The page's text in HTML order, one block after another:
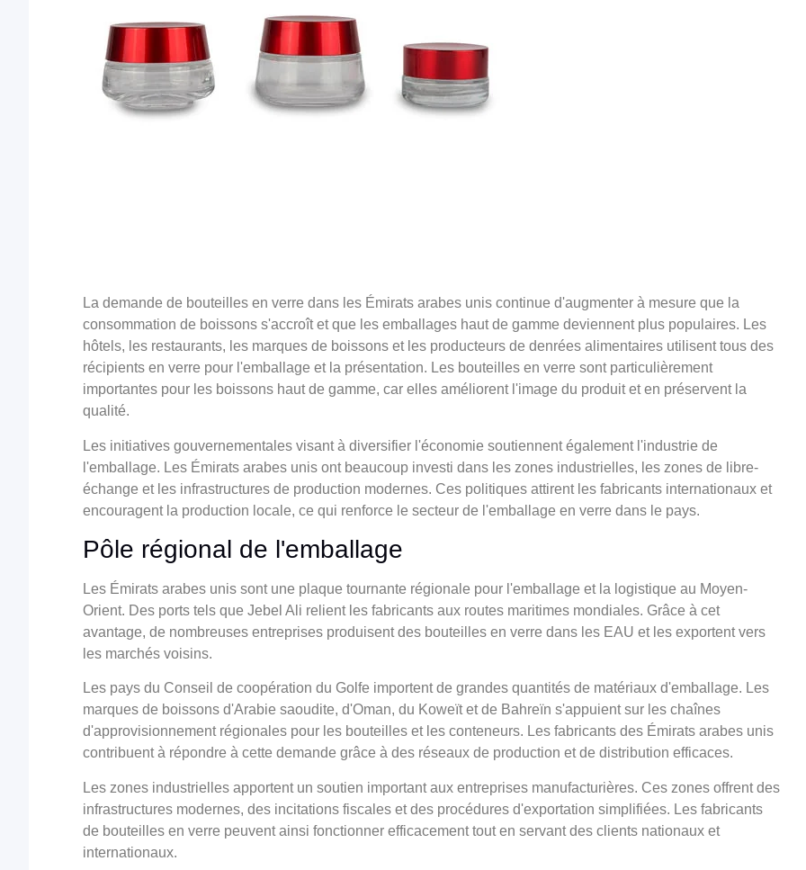
La demande de bouteilles en verre dans les Émirats arabes unis continue d'augmenter à mesure que la
consommation de boissons s'accroît et que les emballages haut de gamme deviennent plus populaires. Les
hôtels, les restaurants, les marques de boissons et les producteurs de denrées alimentaires utilisent tous des
récipients en verre pour l'emballage et la présentation. Les bouteilles en verre sont particulièrement
importantes pour les boissons haut de gamme, car elles améliorent l'image du produit et en préservent la
qualité.
Les initiatives gouvernementales visant à diversifier l'économie soutiennent également l'industrie de
l'emballage. Les Émirats arabes unis ont beaucoup investi dans les zones industrielles, les zones de libre-
échange et les infrastructures de production modernes. Ces politiques attirent les fabricants internationaux et
encouragent la production locale, ce qui renforce le secteur de l'emballage en verre dans le pays.
Pôle régional de l'emballage
Les Émirats arabes unis sont une plaque tournante régionale pour l'emballage et la logistique au Moyen-
Orient. Des ports tels que Jebel Ali relient les fabricants aux routes maritimes mondiales. Grâce à cet
avantage, de nombreuses entreprises produisent des bouteilles en verre dans les EAU et les exportent vers
les marchés voisins.
Les pays du Conseil de coopération du Golfe importent de grandes quantités de matériaux d'emballage. Les
marques de boissons d'Arabie saoudite, d'Oman, du Koweït et de Bahreïn s'appuient sur les chaînes
d'approvisionnement régionales pour les bouteilles et les conteneurs. Les fabricants des Émirats arabes unis
contribuent à répondre à cette demande grâce à des réseaux de production et de distribution efficaces.
Les zones industrielles apportent un soutien important aux entreprises manufacturières. Ces zones offrent des
infrastructures modernes, des incitations fiscales et des procédures d'exportation simplifiées. Les fabricants
de bouteilles en verre peuvent ainsi fonctionner efficacement tout en servant des clients nationaux et
internationaux.